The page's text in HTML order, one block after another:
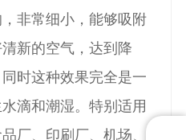
非常细小，能够吸附
新的空气，达到降
时这种效果完全是一
滴和潮湿。特别适用
厂、印刷厂、机场、